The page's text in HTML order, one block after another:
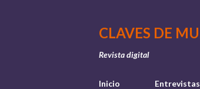
CLAVES DE
Revista digital
Inicio Entrevistas